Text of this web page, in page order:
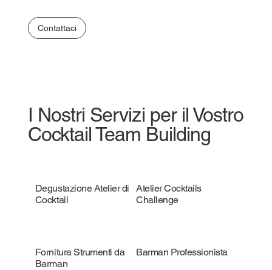
Contattaci
I Nostri Servizi per il Vostro
Cocktail Team Building
Degustazione Atelier di
Cocktail
Atelier Cocktails
Challenge
Fornitura Strumenti da
Barman
Barman Professionista